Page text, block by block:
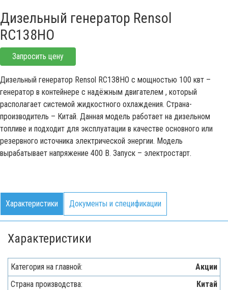
Дизельный генератор Rensol
RC138HO
Запросить цену
Дизельный генератор Rensol RC138HO с мощностью 100 квт –
генератор в контейнере с надёжным двигателем , который
располагает системой жидкостного охлаждения. Страна-
производитель – Китай. Данная модель работает на дизельном
топливе и подходит для эксплуатации в качестве основного или
резервного источника электрической энергии. Модель
вырабатывает напряжение 400 В. Запуск – электростарт.
Характеристики Документы и спецификации
Характеристики
Категория на главной:
Акции
Страна производства:
Китай